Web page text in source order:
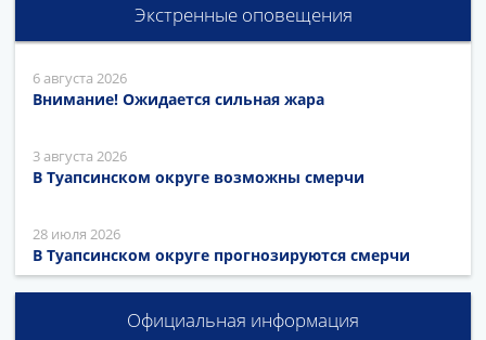
Экстренные оповещения
6 августа 2026
Внимание! Ожидается сильная жара
3 августа 2026
В Туапсинском округе возможны смерчи
28 июля 2026
В Туапсинском округе прогнозируются смерчи
Официальная информация